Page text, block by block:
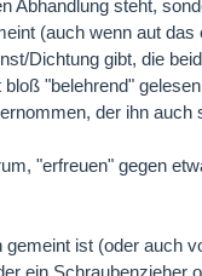
Abhandlung steht,
(auch wenn aut
Dichtung gibt, die
"belehrend"
der ihn auch
"erfreuen" gegen
ist (oder auch
ein Schraubenzieher